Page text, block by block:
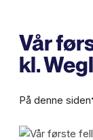
Vår
kl.
På denne siden